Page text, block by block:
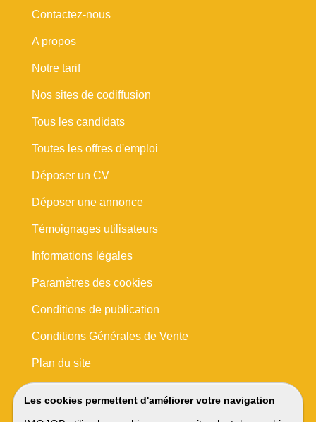
Les cookies permettent d'améliorer votre navigation
Contactez-nous
A propos
Notre tarif
Nos sites de codiffusion
Tous les candidats
Toutes les offres d'emploi
Déposer un CV
Déposer une annonce
Témoignages utilisateurs
Informations légales
Paramètres des cookies
Conditions de publication
Conditions Générales de Vente
Plan du site